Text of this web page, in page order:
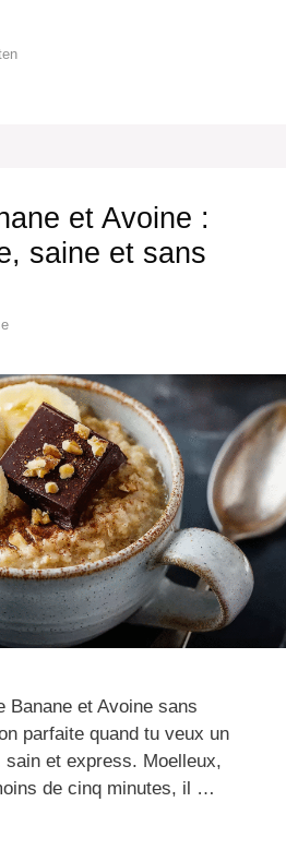
et Avoine :
saine et sans
Banane et Avoine sans
parfaite quand tu veux un
sain et express. Moelleux,
de cinq minutes, il …